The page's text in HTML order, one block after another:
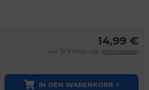
14,99 €
inkl. 19 % MwSt. zzgl. Versandkosten
IN DEN WARENKORB